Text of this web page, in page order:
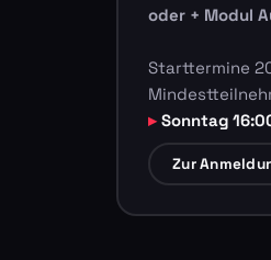
oder + Modul
Starttermine
Sonntag
Zur